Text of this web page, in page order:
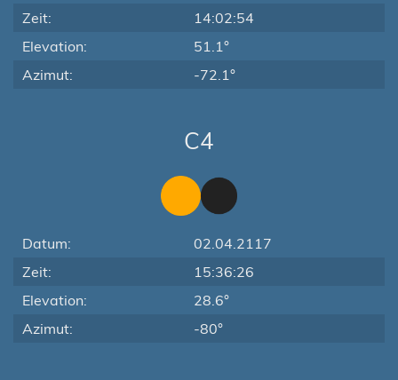
Zeit:
14:02:54
Elevation:
51.1°
Azimut:
-72.1°
C4
Datum:
02.04.2117
Zeit:
15:36:26
Elevation:
28.6°
Azimut:
-80°